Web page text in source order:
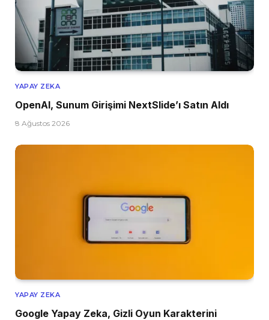
YAPAY ZEKA
OpenAI, Sunum Girişimi NextSlide’ı Satın Aldı
8 Ağustos 2026
YAPAY ZEKA
Google Yapay Zeka, Gizli Oyun Karakterini